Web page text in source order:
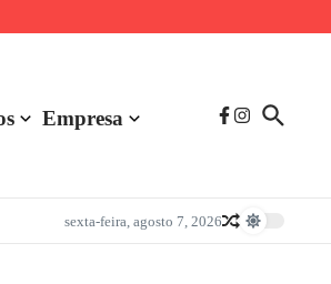
Empresa
sexta-feira, agosto 7, 2026